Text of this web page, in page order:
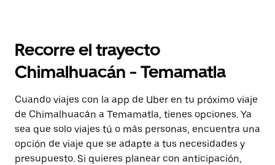
Recorre el trayecto
Chimalhuacán - Temamatla
Cuando viajes con la app de Uber en tu próximo viaje
de Chimalhuacán a Temamatla, tienes opciones. Ya
sea que solo viajes tú o más personas, encuentra una
opción de viaje que se adapte a tus necesidades y
presupuesto. Si quieres planear con anticipación,